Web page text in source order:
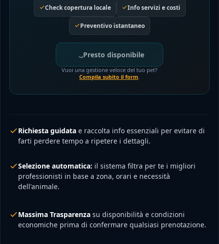
Check copertura locale Info servizi e costi
Preventivo istantaneo
Presto disponibile
Vuoi una gestione veloce del tuo pet?
Compila subito il form
Richiesta guidata e raccolta info essenziali per evitare di
farti perdere tempo a ripetere i dettagli.
Selezione automatica: il sistema filtra per te i migliori
professionisti in base a zona, orari e necessità
dell'animale.
Massima Trasparenza su disponibilità e condizioni
economiche prima di confermare qualsiasi prenotazione.